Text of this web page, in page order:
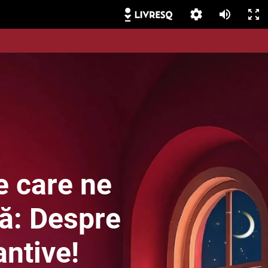
care ne
Despre